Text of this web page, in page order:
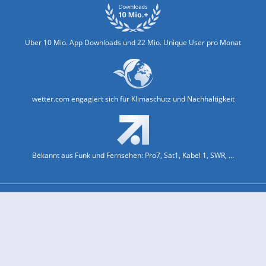
Über 10 Mio. App Downloads und 22 Mio. Unique User pro Monat
wetter.com engagiert sich für Klimaschutz und Nachhaltigkeit
Bekannt aus Funk und Fernsehen: Pro7, Sat1, Kabel 1, SWR, ...